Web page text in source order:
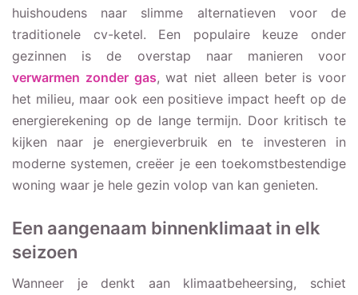
huishoudens naar slimme alternatieven voor de
traditionele cv-ketel. Een populaire keuze onder
gezinnen is de overstap naar manieren voor
verwarmen zonder gas, wat niet alleen beter is voor
het milieu, maar ook een positieve impact heeft op de
energierekening op de lange termijn. Door kritisch te
kijken naar je energieverbruik en te investeren in
moderne systemen, creëer je een toekomstbestendige
woning waar je hele gezin volop van kan genieten.
Een aangenaam binnenklimaat in elk
seizoen
Wanneer je denkt aan klimaatbeheersing, schiet